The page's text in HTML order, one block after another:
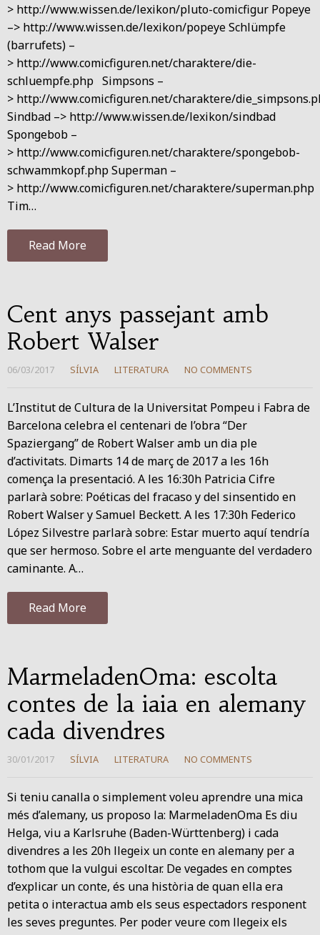
> http://www.wissen.de/lexikon/pluto-comicfigur Popeye
–> http://www.wissen.de/lexikon/popeye Schlümpfe
(barrufets) –
> http://www.comicfiguren.net/charaktere/die-
schluempfe.php Simpsons –
> http://www.comicfiguren.net/charaktere/
Sindbad –> http://www.wissen.de/lexikon/sindbad
Spongebob –
> http://www.comicfiguren.net/charaktere/spongebob-
schwammkopf.php Superman –
> http://www.comicfiguren.net/charaktere/superman.php
Tim…
Read More
Cent anys passejant amb
Robert Walser
06/03/2017 SÍLVIA LITERATURA NO COMMENTS
L’Institut de Cultura de la Universitat Pompeu i Fabra de
Barcelona celebra el centenari de l’obra “Der
Spaziergang” de Robert Walser amb un dia ple
d’activitats. Dimarts 14 de març de 2017 a les 16h
comença la presentació. A les 16:30h Patricia Cifre
parlarà sobre: Poéticas del fracaso y del sinsentido en
Robert Walser y Samuel Beckett. A les 17:30h Federico
López Silvestre parlarà sobre: Estar muerto aquí tendría
que ser hermoso. Sobre el arte menguante del verdadero
caminante. A…
Read More
MarmeladenOma: escolta
contes de la iaia en alemany
cada divendres
30/01/2017 SÍLVIA LITERATURA NO COMMENTS
Si teniu canalla o simplement voleu aprendre una mica
més d’alemany, us proposo la: MarmeladenOma Es diu
Helga, viu a Karlsruhe (Baden-Württenberg) i cada
divendres a les 20h llegeix un conte en alemany per a
tothom que la vulgui escoltar. De vegades en comptes
d’explicar un conte, és una història de quan ella era
petita o interactua amb els seus espectadors responent
les seves preguntes. Per poder veure com llegeix els